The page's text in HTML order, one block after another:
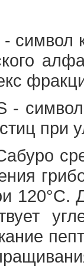
- символ
-
при
120°С.